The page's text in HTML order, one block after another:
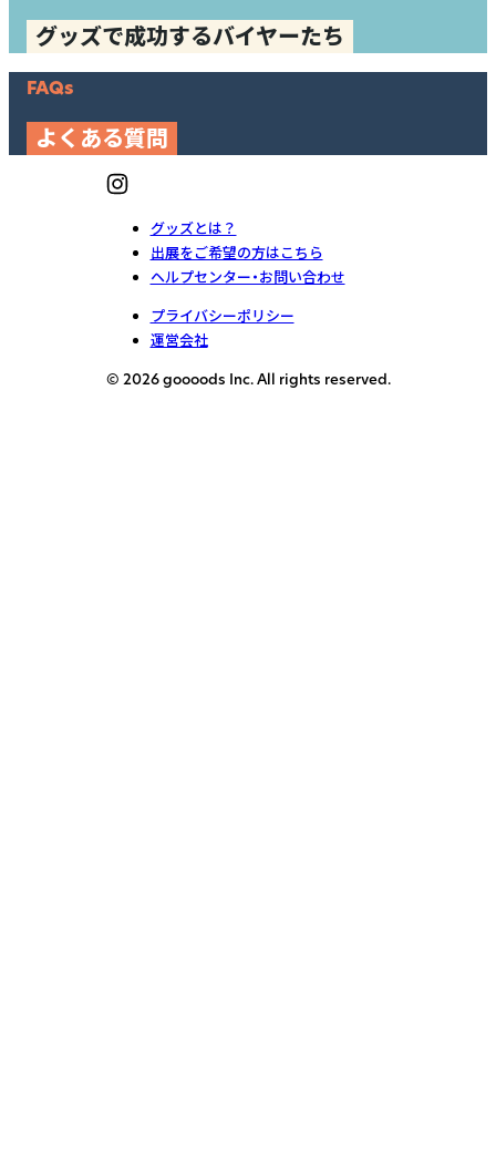
グッズで成功するバイヤーたち
FAQs
よくある質問
グッズとは？
出展をご希望の方はこちら
ヘルプセンター・お問い合わせ
プライバシーポリシー
運営会社
© 2026 goooods Inc. All rights reserved.